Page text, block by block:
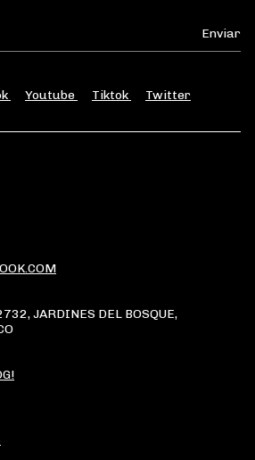
Youtube Tiktok Twitter
JARDINES DEL BOSQUE,